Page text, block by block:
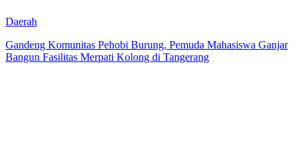
Daerah
Gandeng Komunitas Pehobi Burung, Pemuda Mahasiswa Ganjar
Bangun Fasilitas Merpati Kolong di Tangerang